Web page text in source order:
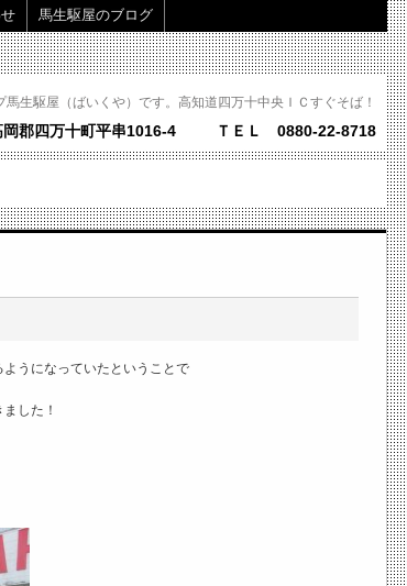
生駆屋（ばいくや）です。高知道四万十中央ＩＣすぐそば！
郡四万十町平串1016-4 ＴＥＬ 0880-22-8718
馬生駆屋のブログ
うになっていたということで
した！